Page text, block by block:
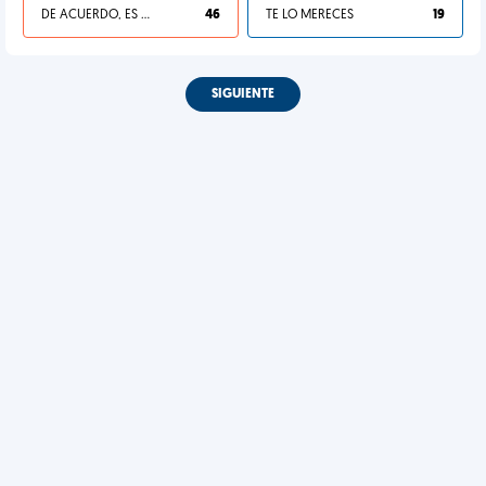
DE ACUERDO, ES UNA VIDA HP 46 TE LO MERECES 19
SIGUIENTE